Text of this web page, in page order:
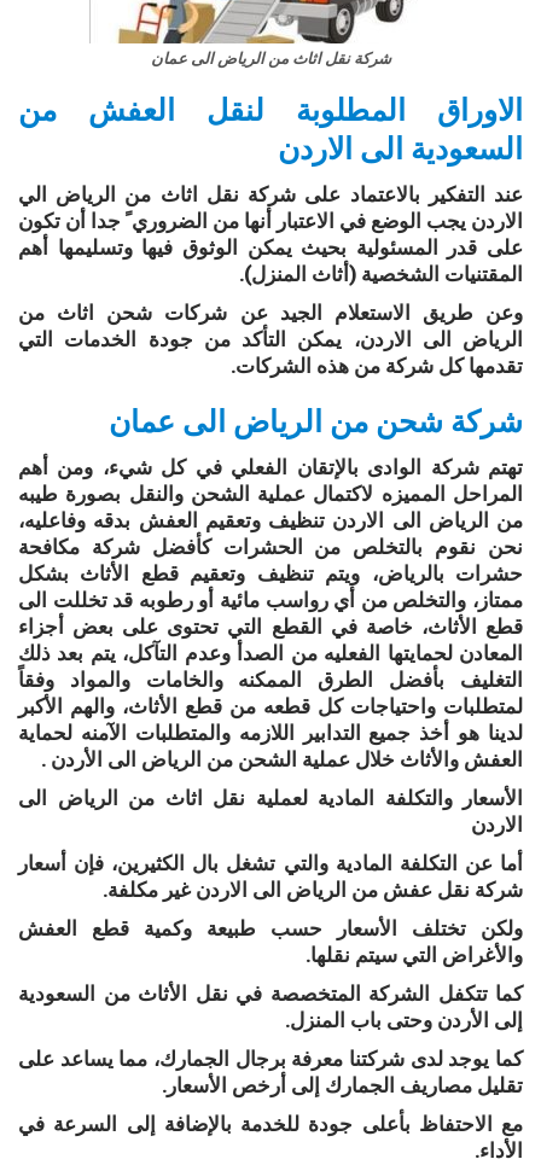
شركة نقل اثاث من الرياض الى عمان
الاوراق المطلوبة لنقل العفش من
السعودية الى الاردن
عند التفكیر بالاعتماد على شركة نقل اثاث من الرياض الي
الاردن يجب الوضع في الاعتبار أنھا من الضروري ً جدا أن تكون
على قدر المسئولیة بحیث يمكن الوثوق فیھا وتسلیمھا أھم
المقتنیات الشخصیة (أثاث المنزل).
وعن طريق الاستعلام الجید عن شركات شحن اثاث من
الرياض الى الاردن، يمكن التأكد من جودة الخدمات التي
تقدمھا كل شركة من ھذه الشركات.
شركة شحن من الرياض الى عمان
تهتم شركة الوادى بالإتقان الفعلي في كل شيء، ومن أهم
المراحل المميزه لاكتمال عملية الشحن والنقل بصورة طيبه
من الرياض الى الاردن تنظيف وتعقيم العفش بدقه وفاعليه،
نحن نقوم بالتخلص من الحشرات كأفضل شركة مكافحة
حشرات بالرياض، ويتم تنظيف وتعقيم قطع الأثاث بشكل
ممتاز، والتخلص من أي رواسب مائية أو رطوبه قد تخللت الى
قطع الأثاث، خاصة في القطع التي تحتوى على بعض أجزاء
المعادن لحمايتها الفعليه من الصدأ وعدم التآكل، يتم بعد ذلك
التغليف بأفضل الطرق الممكنه والخامات والمواد وفقاً
لمتطلبات واحتياجات كل قطعه من قطع الأثاث، والهم الأكبر
لدينا هو أخذ جميع التدابير اللازمه والمتطلبات الآمنه لحماية
العفش والأثاث خلال عملية الشحن من الرياض الى الأردن .
الأسعار والتكلفة المادية لعملية نقل اثاث من الرياض الى
الاردن
أما عن التكلفة المادية والتي تشغل بال الكثيرين، فإن أسعار
شركة نقل عفش من الرياض الى الاردن غير مكلفة.
ولكن تختلف الأسعار حسب طبيعة وكمية قطع العفش
والأغراض التي سيتم نقلها.
كما تتكفل الشركة المتخصصة في نقل الأثاث من السعودية
إلى الأردن وحتى باب المنزل.
كما يوجد لدى شركتنا معرفة برجال الجمارك، مما يساعد على
تقليل مصاريف الجمارك إلى أرخص الأسعار.
مع الاحتفاظ بأعلى جودة للخدمة بالإضافة إلى السرعة في
الأداء.